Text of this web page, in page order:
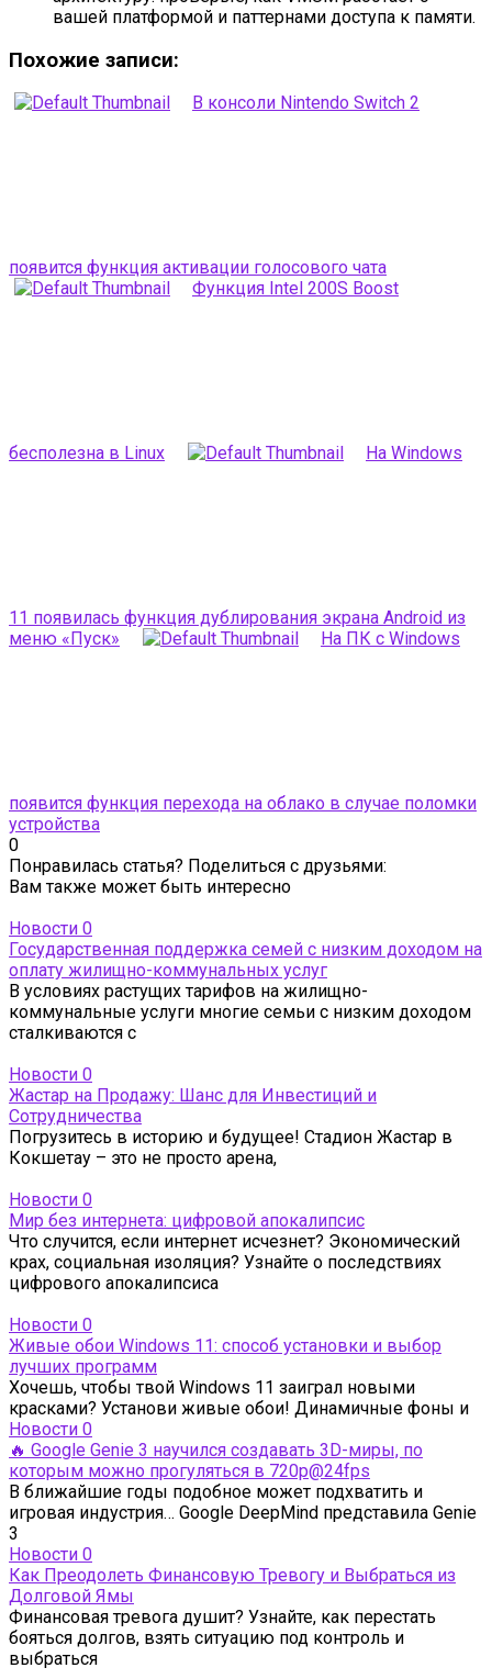
вашей платформой и паттернами доступа к памяти.
Похожие записи:
В консоли Nintendo Switch 2
появится функция активации голосового чата
Функция Intel 200S Boost
бесполезна в Linux На Windows
11 появилась функция дублирования экрана Android из
меню «Пуск»
На ПК с Windows
появится функция перехода на облако в случае поломки
устройства
0
Понравилась статья? Поделиться с друзьями:
Вам также может быть интересно
Новости 0
Государственная поддержка семей с низким доходом на
оплату жилищно-коммунальных услуг
В условиях растущих тарифов на жилищно-
коммунальные услуги многие семьи с низким доходом
сталкиваются с
Новости 0
Жастар на Продажу: Шанс для Инвестиций и
Сотрудничества
Погрузитесь в историю и будущее! Стадион Жастар в
Кокшетау – это не просто арена,
Новости 0
Мир без интернета: цифровой апокалипсис
Что случится, если интернет исчезнет? Экономический
крах, социальная изоляция? Узнайте о последствиях
цифрового апокалипсиса
Новости 0
Живые обои Windows 11: способ установки и выбор
лучших программ
Хочешь, чтобы твой Windows 11 заиграл новыми
красками? Установи живые обои! Динамичные фоны и
Новости 0
🔥 Google Genie 3 научился создавать 3D-миры, по
которым можно прогуляться в 720p@24fps
В ближайшие годы подобное может подхватить и
игровая индустрия… Google DeepMind представила Genie
3
Новости 0
Как Преодолеть Финансовую Тревогу и Выбраться из
Долговой Ямы
Финансовая тревога душит? Узнайте, как перестать
бояться долгов, взять ситуацию под контроль и
выбраться